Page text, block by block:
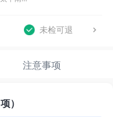
未检可退
注意事项
）